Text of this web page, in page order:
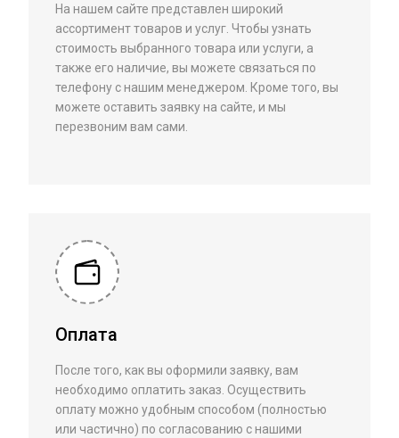
На нашем сайте представлен широкий
ассортимент товаров и услуг. Чтобы узнать
стоимость выбранного товара или услуги, а
также его наличие, вы можете связаться по
телефону с нашим менеджером. Кроме того, вы
можете оставить заявку на сайте, и мы
перезвоним вам сами.
Оплата
После того, как вы оформили заявку, вам
необходимо оплатить заказ. Осуществить
оплату можно удобным способом (полностью
или частично) по согласованию с нашими